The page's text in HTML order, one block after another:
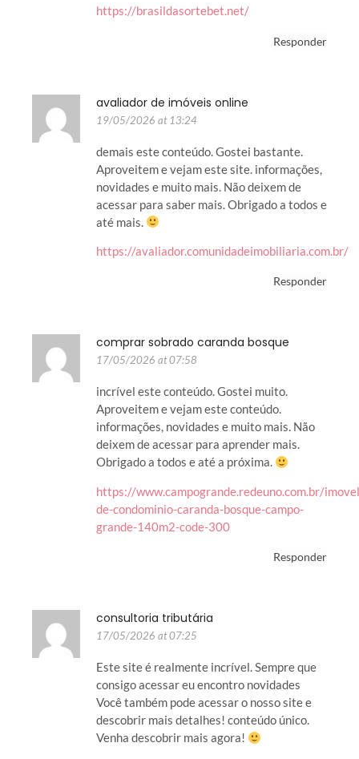
https://brasildasortebet.net/
Responder
avaliador de imóveis online
19/05/2026 at 13:24
demais este conteúdo. Gostei bastante.
Aproveitem e vejam este site. informações,
novidades e muito mais. Não deixem de
acessar para saber mais. Obrigado a todos e
até mais.
https://avaliador.comunidadeimobiliaria.com.br/
Responder
comprar sobrado caranda bosque
17/05/2026 at 07:58
incrível este conteúdo. Gostei muito.
Aproveitem e vejam este conteúdo.
informações, novidades e muito mais. Não
deixem de acessar para aprender mais.
Obrigado a todos e até a próxima.
https://www.campogrande.redeuno.com.br/
de-condominio-caranda-bosque-campo-
grande-140m2-code-300
Responder
consultoria tributária
17/05/2026 at 07:25
Este site é realmente incrível. Sempre que
consigo acessar eu encontro novidades
Você também pode acessar o nosso site e
descobrir mais detalhes! conteúdo único.
Venha descobrir mais agora!